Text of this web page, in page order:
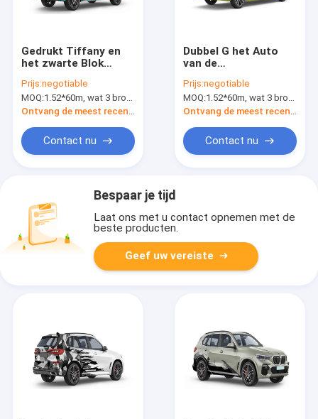
Gedrukt Tiffany en
het zwarte Blok
Filmkleur van de
Autoomslag
Veranderen
Prijs:negotiable
MOQ:1.52*60m, wat 3 broodjes van 1.52*20m betekent
Ontvang de meest recente Prijs
Contact nu
Dubbel G het Auto
van de
Materiaal, SGS
Broodje van de
Autoomslagen van
Douane
Prijs:negotiable
MOQ:1.52*60m, wat 3 broodjes van 1.52*20m betekent
Ontvang de meest recente Prijs
Contact nu
Bespaar je tijd
Laat ons met u contact opnemen met de
beste producten.
Geef uw vereiste